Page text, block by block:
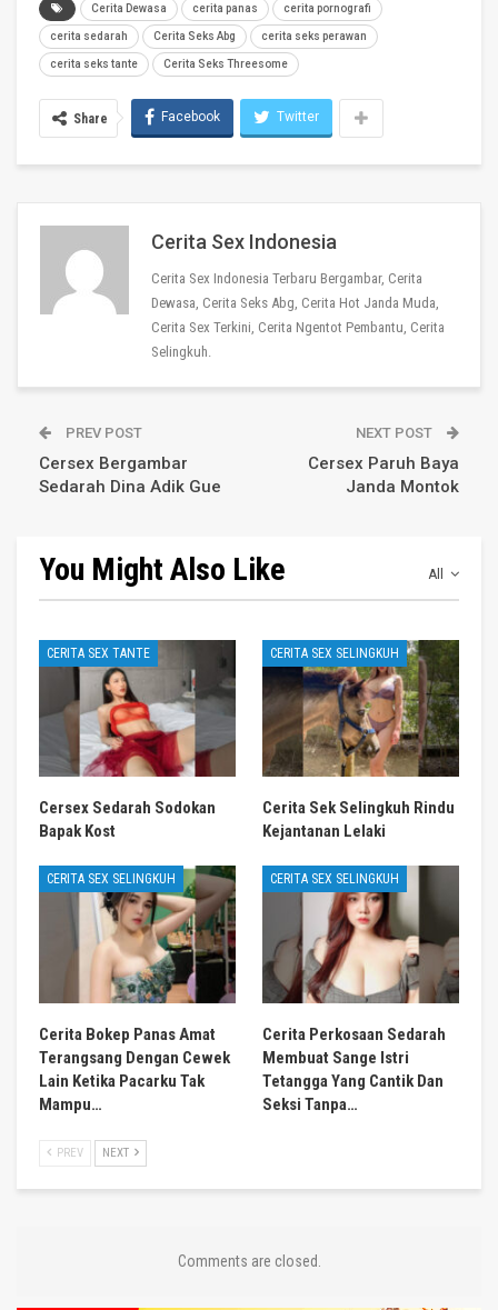
Cerita Dewasa cerita panas cerita pornografi
cerita sedarah Cerita Seks Abg cerita seks perawan
cerita seks tante Cerita Seks Threesome
Share Facebook Twitter
Cerita Sex Indonesia
Cerita Sex Indonesia Terbaru Bergambar, Cerita
Dewasa, Cerita Seks Abg, Cerita Hot Janda Muda,
Cerita Sex Terkini, Cerita Ngentot Pembantu, Cerita
Selingkuh.
PREV POST
Cersex Bergambar
Sedarah Dina Adik Gue
NEXT POST
Cersex Paruh Baya
Janda Montok
All
You Might Also Like
CERITA SEX TANTE
Cersex Sedarah Sodokan
Bapak Kost
CERITA SEX SELINGKUH
Cerita Sek Selingkuh Rindu
Kejantanan Lelaki
CERITA SEX SELINGKUH
Cerita Bokep Panas Amat
Terangsang Dengan Cewek
Lain Ketika Pacarku Tak
Mampu…
CERITA SEX SELINGKUH
Cerita Perkosaan Sedarah
Membuat Sange Istri
Tetangga Yang Cantik Dan
Seksi Tanpa…
PREV NEXT
Comments are closed.